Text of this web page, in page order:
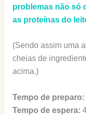
problemas não só
as proteínas do
(Sendo assim uma
cheias de
acima.)
Tempo de preparo:
Tempo de espera: